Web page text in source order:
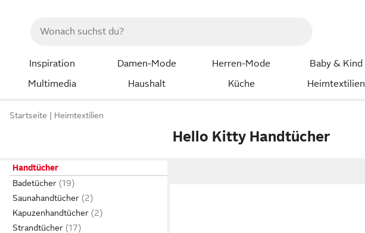
Inspiration Damen-Mode Herren-Mode Baby & Kind
Multimedia
Haushalt Küche Heimtextilien
Startseite Heimtextilien
Hello Kitty Handtücher
Handtücher
Badetücher
Saunahandtücher
Kapuzenhandtücher
Strandtücher